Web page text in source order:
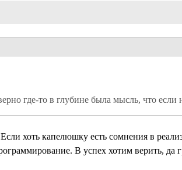
где-то в глубине была мысль, что
хоть капелюшку есть сомнения в
В успех хотим верить,